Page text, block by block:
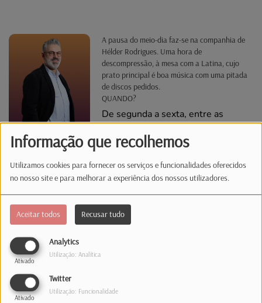
Informação que recolhemos
Utilizamos cookies para fornecer os serviços e funcionalidades oferecidos
no nosso site e para melhorar a experiência dos nossos utilizadores.
Aceitar todos Recusar tudo
Analytics
Ativado
Utilização: Analítica
Twitter
Ativado
Utilização: Funcionalidade
A pausa do meio-dia faz-se na companhia de
Hélder Rodrigues. Uma hora de
descompressão, à mesa com a Latina, cujo
prato principal é boa música com uma pitada
de discos pedidos.
QUANDO?
De segunda a sexta, entre as
A NÃO PERDER...
12h20 –Fado do Dia
12h30 –Self Serviceatravés do 1363. Ligue, peça a
canção e faça a sua dedicatória. Pronto, está servido :)
Estúdio